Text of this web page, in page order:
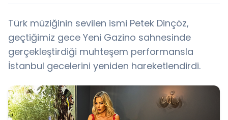
Türk müziğinin sevilen ismi Petek Dinçöz,
geçtiğimiz gece Yeni Gazino sahnesinde
gerçekleştirdiği muhteşem performansla
İstanbul gecelerini yeniden hareketlendirdi.